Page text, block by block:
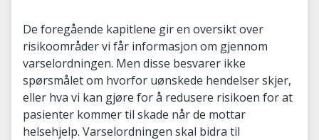
De foregående kapitlene gir en oversikt over
risikoområder vi får informasjon om gjennom
varselordningen. Men disse besvarer ikke
spørsmålet om hvorfor uønskede hendelser skjer,
eller hva vi kan gjøre for å redusere risikoen for at
pasienter kommer til skade når de mottar
helsehjelp. Varselordningen skal bidra til